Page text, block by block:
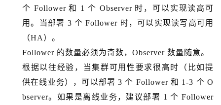
个 Follower 和 1 个 Observer 时，可以实现读高可
用。当部署 3 个 Follower 时，可以实现读写高可用
（HA）。
Follower 的数量必须为奇数，Observer 数量随意。
根据以往经验，当集群可用性要求很高时（比如提
供在线业务），可以部署 3 个 Follower 和 1-3 个 O
bserver。如果是离线业务，建议部署 1 个 Follower